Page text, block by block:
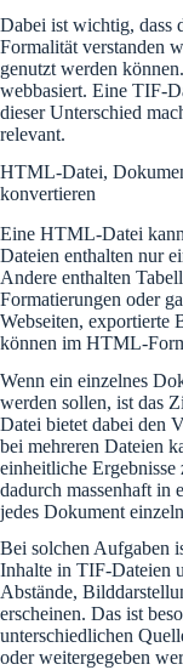
Dabei ist wichtig, dass
Formalität verstanden
genutzt werden
webbasiert. Eine TIF-
dieser Unterschied
relevant.
HTML-Datei,
konvertieren
Eine HTML-Datei
Dateien enthalten nur
Andere enthalten
Formatierungen oder
Webseiten, exportierte
können im HTML-
Wenn ein einzelnes
werden sollen, ist das
Datei bietet dabei den
bei mehreren Dateien
einheitliche Ergebnisse
dadurch massenhaft in
jedes Dokument
Bei solchen Aufgaben
Inhalte in TIF-Dateien
Abstände,
erscheinen. Das ist
unterschiedlichen
oder weitergegeben